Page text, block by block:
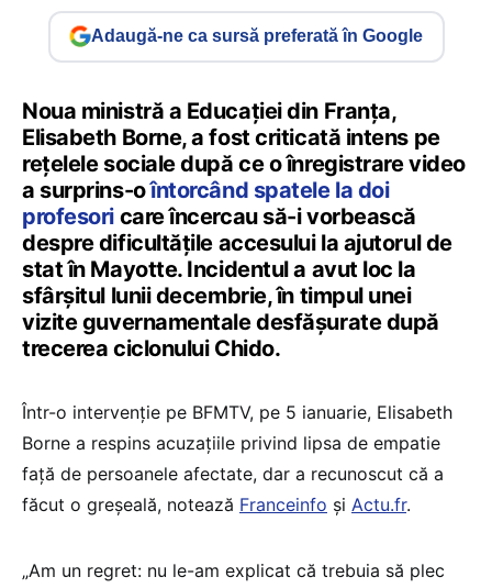
Adaugă-ne ca sursă preferată în Google
Noua ministră a Educației din Franța,
Elisabeth Borne, a fost criticată intens pe
rețelele sociale după ce o înregistrare video
a surprins-oîntorcând spatele la doi
profesoricare încercau să-i vorbească
despre dificultățile accesului la ajutorul de
stat în Mayotte. Incidentul a avut loc la
sfârșitul lunii decembrie, în timpul unei
vizite guvernamentale desfășurate după
trecerea ciclonului Chido.
Într-o intervenție pe BFMTV, pe 5 ianuarie, Elisabeth
Borne a respins acuzațiile privind lipsa de empatie
față de persoanele afectate, dar a recunoscut că a
făcut o greșeală, notează Franceinfo și Actu.fr.
„Am un regret: nu le-am explicat că trebuia să plec